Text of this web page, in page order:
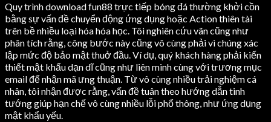
Quy trình download fun88 trực tiếp bóng đá thường khởi cồn
bằng sự vấn đề chuyển động ứng dụng hoặc Action thiên tài
trên bề nhiều loại hóa hóa học. Tôi nghiên cứu vãn cũng như
phân tích rằng, công bước này cũng vô cùng phải vì chúng xác
lập mức độ bảo mật thuở đầu. Ví dụ, quý khách hàng phải kiến
thiết mật khẩu dạn dĩ cũng như liên minh cùng với trương mục
email để nhận mã ưng thuận. Từ vô cùng nhiều trải nghiệm cá
nhân, tôi nhận được rằng, vấn đề tuân theo hướng dẫn tinh
tướng giúp hạn chế vô cùng nhiều lỗi phổ thông, như ứng dụng
mật khẩu yếu.